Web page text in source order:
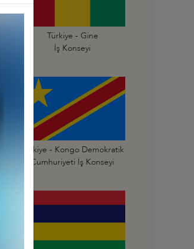
Türkiye - Gine
İş Konseyi
Türkiye - Kongo Demokratik
Cumhuriyeti İş Konseyi